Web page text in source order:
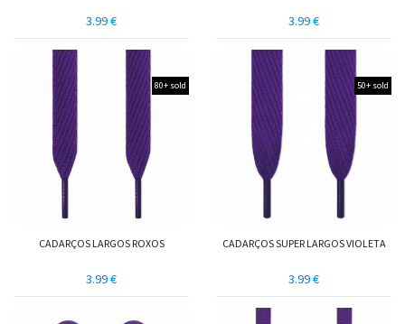
3.99 € 3.99 €
80+ sold
CADARÇOS LARGOS ROXOS
3.99 €
50+ sold
CADARÇOS SUPER LARGOS VIOLETA
3.99 €